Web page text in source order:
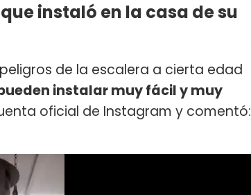
instaló en la casa de su
de la escalera a cierta edad
instalar muy fácil y muy
oficial de Instagram y comentó: